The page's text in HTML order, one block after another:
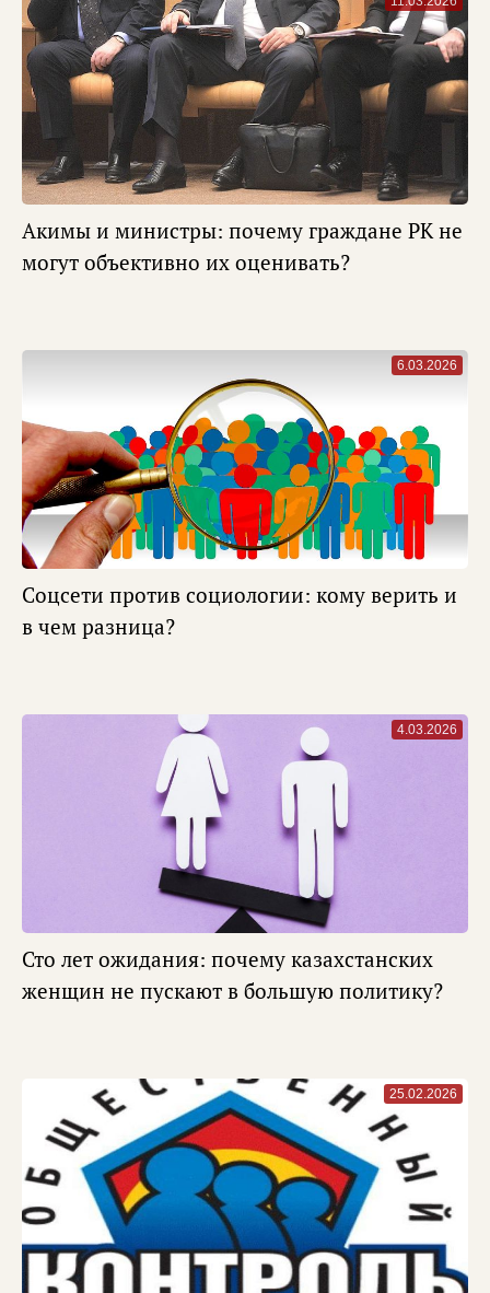
Акимы и министры: почему граждане РК не
могут объективно их оценивать?
Соцсети против социологии: кому верить и
в чем разница?
6.03.2026
Сто лет ожидания: почему казахстанских
женщин не пускают в большую политику?
4.03.2026
25.02.2026